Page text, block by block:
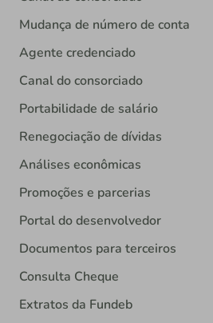
Mudança de número de conta
Agente credenciado
Canal do consorciado
Portabilidade de salário
Renegociação de dívidas
Análises econômicas
Promoções e parcerias
Portal do desenvolvedor
Documentos para terceiros
Consulta Cheque
Extratos da Fundeb